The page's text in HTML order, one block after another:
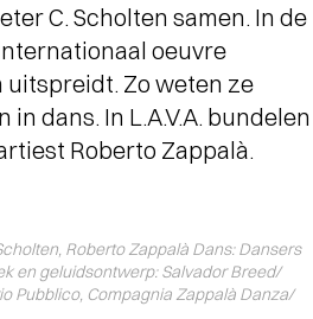
C. Scholten samen. In de
oeuvre
Zo weten ze
dans. In L.A.V.A. bundelen
Roberto Zappalà.
Roberto Zappalà Dans: Dansers
en geluidsontwerp: Salvador Breed/
Pubblico, Compagnia Zappalà Danza/